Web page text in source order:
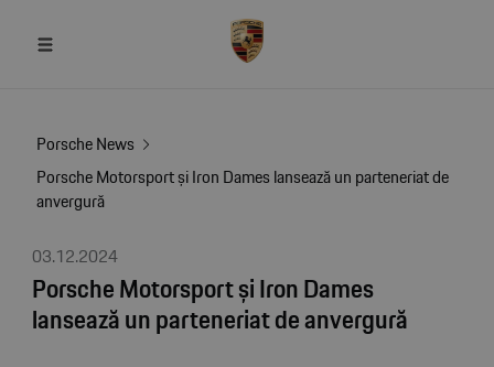
Porsche News
Porsche Motorsport și Iron Dames lansează un parteneriat de
anvergură
03.12.2024
Porsche Motorsport și Iron Dames
lansează un parteneriat de anvergură